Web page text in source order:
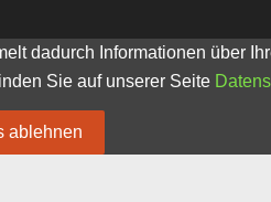
dadurch Informationen über
Sie auf unserer Seite
ablehnen